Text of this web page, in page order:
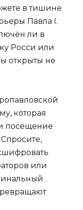
в тишине
Павла I.
ли в
Росси или
открыты не
которая
посещение
или